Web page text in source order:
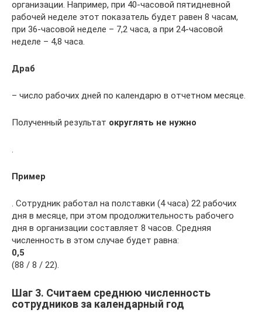
организации. Например, при 40-часовой пятидневной
рабочей неделе этот показатель будет равен 8 часам,
при 36-часовой неделе – 7,2 часа, а при 24-часовой
неделе – 4,8 часа.
Драб
– число рабочих дней по календарю в отчетном месяце.
Полученный результат округлять не нужно
Пример
. Сотрудник работал на полставки (4 часа) 22 рабочих
дня в месяце, при этом продолжительность рабочего
дня в организации составляет 8 часов. Средняя
численность в этом случае будет равна:
0,5
(88 / 8 / 22).
Шаг 3. Считаем среднюю численность
сотрудников за календарный год